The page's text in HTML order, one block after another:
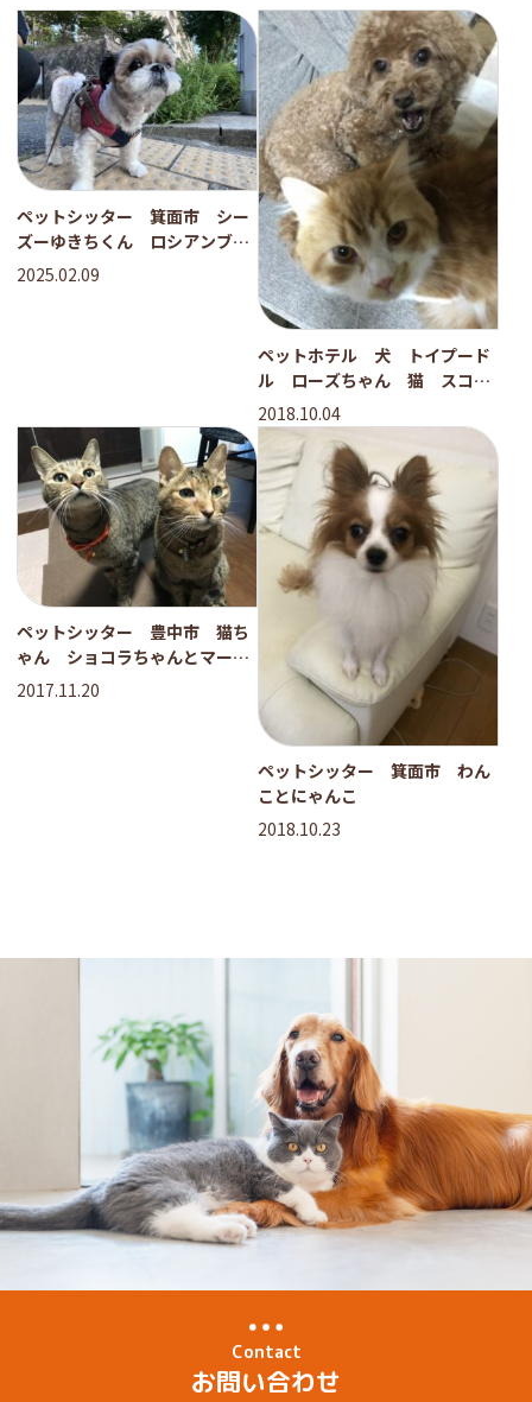
ペットシッター 箕面市 シー
ズーゆきちくん ロシアンブル
ーのセナくん
2025.02.09
ペットホテル 犬 トイプード
ル ローズちゃん 猫 スコテ
ィッシュ ティノくん
2018.10.04
ペットシッター 豊中市 猫ち
ゃん ショコラちゃんとマーブ
ルちゃん
2017.11.20
ペットシッター 箕面市 わん
ことにゃんこ
2018.10.23
Contact
お問い合わせ